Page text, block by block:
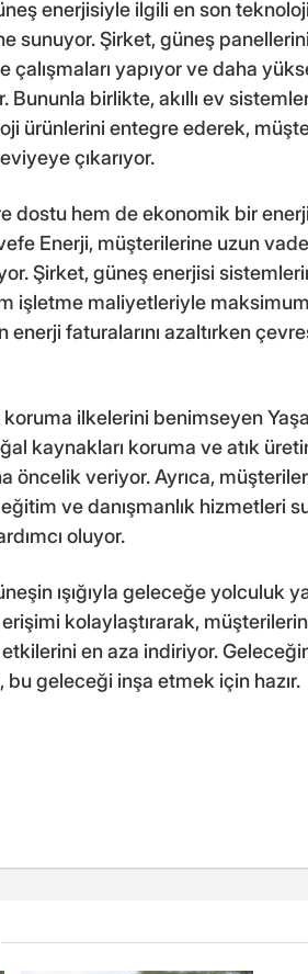
enerjisiyle ilgili en son
sunuyor. Şirket, güneş
çalışmaları yapıyor ve daha
Bununla birlikte, akıllı ev
ürünlerini entegre ederek,
çıkarıyor.
dostu hem de ekonomik bir
Enerji, müşterilerine uzun
Şirket, güneş enerjisi
işletme maliyetleriyle
faturalarını azaltırken
ilkelerini benimseyen
kaynakları koruma ve atık
öncelik veriyor. Ayrıca,
ve danışmanlık hizmetleri
oluyor.
ışığıyla geleceğe yolculuk
kolaylaştırarak,
en aza indiriyor.
geleceği inşa etmek için hazır.